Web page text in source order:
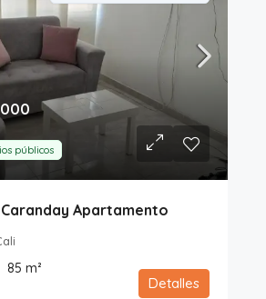
públicos
Apartamento
85 m²
Detalles